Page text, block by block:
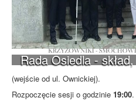
Rada Osiedla -
(wejście od ul. Ownickiej).
Rozpoczęcie sesji o godzinie 19:00.